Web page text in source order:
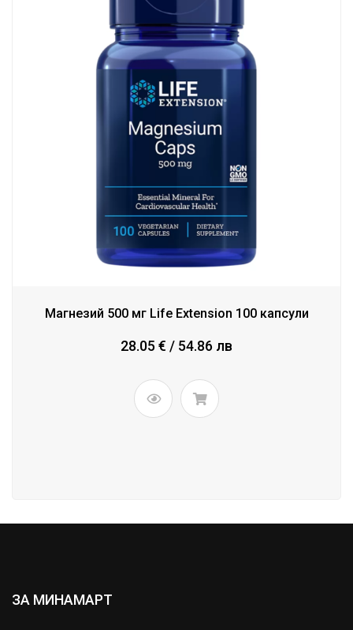
Магнезий 500 мг Life Extension 100 капсули
28.05 € / 54.86 лв
ЗА МИНАМАРТ